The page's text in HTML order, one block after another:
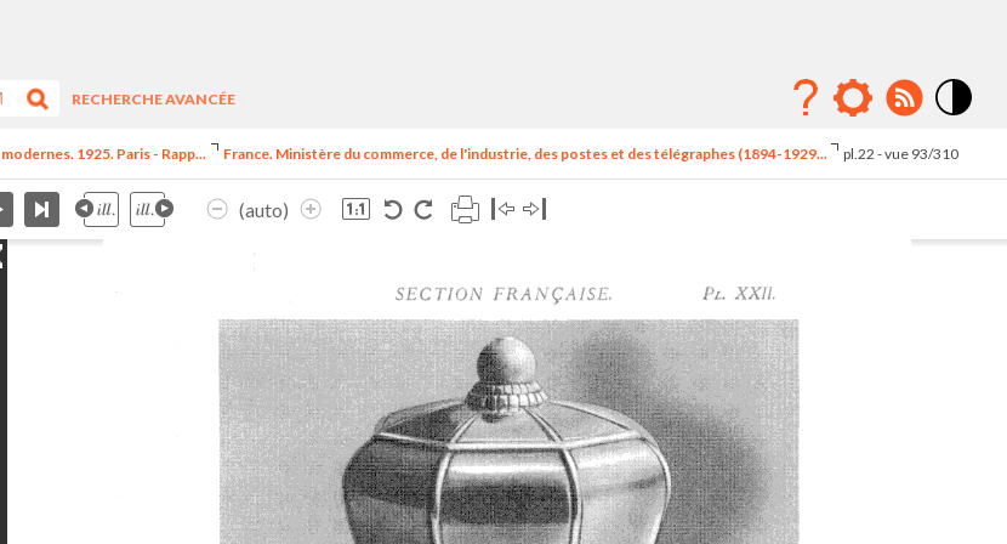
RECHERCHE AVANCÉE
élévé
1925. Paris - Rapp... France. Ministère du commerce, de l'industrie, des postes et des télégraphes (1894-1929... pl.22 - vue 93/310
(auto)